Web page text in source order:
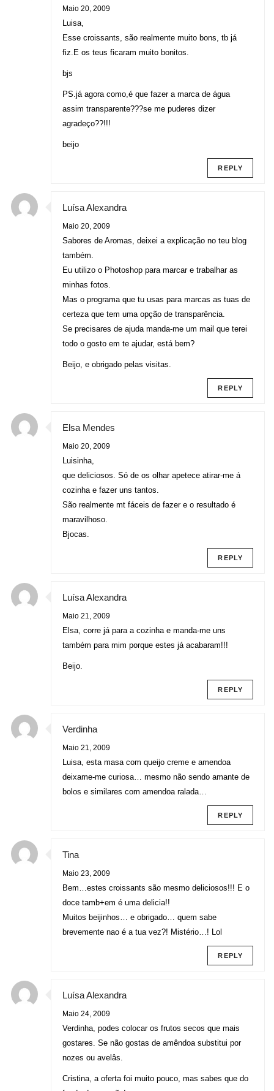
Maio 20, 2009
Luisa,
Esse croissants, são realmente muito bons, tb já
fiz.E os teus ficaram muito bonitos.
bjs
PS.já agora como,é que fazer a marca de água
assim transparente???se me puderes dizer
agradeço??!!!
beijo
REPLY
Luísa Alexandra
Maio 20, 2009
Sabores de Aromas, deixei a explicação no teu blog
também.
Eu utilizo o Photoshop para marcar e trabalhar as
minhas fotos.
Mas o programa que tu usas para marcas as tuas de
certeza que tem uma opção de transparência.
Se precisares de ajuda manda-me um mail que terei
todo o gosto em te ajudar, está bem?
Beijo, e obrigado pelas visitas.
REPLY
Elsa Mendes
Maio 20, 2009
Luisinha,
que deliciosos. Só de os olhar apetece atirar-me á
cozinha e fazer uns tantos.
São realmente mt fáceis de fazer e o resultado é
maravilhoso.
Bjocas.
REPLY
Luísa Alexandra
Maio 21, 2009
Elsa, corre já para a cozinha e manda-me uns
também para mim porque estes já acabaram!!!
Beijo.
REPLY
Verdinha
Maio 21, 2009
Luisa, esta masa com queijo creme e amendoa
deixame-me curiosa… mesmo não sendo amante de
bolos e similares com amendoa ralada…
REPLY
Tina
Maio 23, 2009
Bem…estes croissants são mesmo deliciosos!!! E o
doce tamb+em é uma delicia!!
Muitos beijinhos… e obrigado… quem sabe
brevemente nao é a tua vez?! Mistério…! Lol
REPLY
Luísa Alexandra
Maio 24, 2009
Verdinha, podes colocar os frutos secos que mais
gostares. Se não gostas de amêndoa substitui por
nozes ou avelâs.
Cristina, a oferta foi muito pouco, mas sabes que do